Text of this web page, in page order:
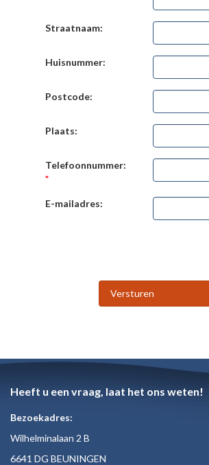
Straatnaam:
Huisnummer:
Postcode:
Plaats:
Telefoonnummer:
*
E-mailadres:
Versturen
Heeft u een vraag, laat het ons weten!
Bezoekadres:
Wilhelminalaan 2 B
6641 DG BEUNINGEN